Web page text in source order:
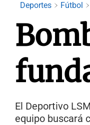
Deportes Fútbol
El Deportivo
equipo buscará